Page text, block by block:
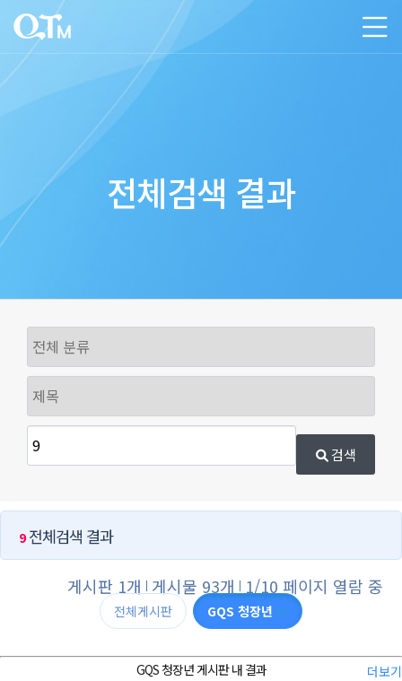
전체검색 결과
검색
9전체검색 결과
게시판 1개 게시물 93개 1/10 페이지 열람 중
전체게시판 GQS 청장년 93
GQS 청장년 게시판 내 결과 더보기